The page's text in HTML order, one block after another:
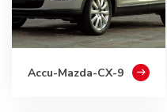
Accu-Mazda-CX-9